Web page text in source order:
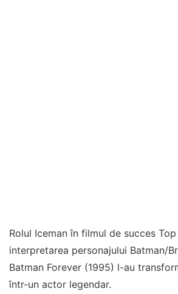
Rolul Iceman în filmul de succes
interpretarea personajului Batman/
Batman Forever (1995) l-au
într-un actor legendar.